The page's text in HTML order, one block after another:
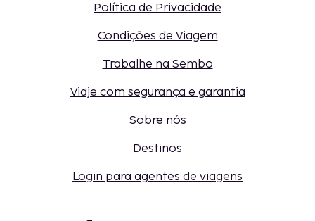
Política de Privacidade
Condições de Viagem
Trabalhe na Sembo
Viaje com segurança e garantia
Sobre nós
Destinos
Login para agentes de viagens